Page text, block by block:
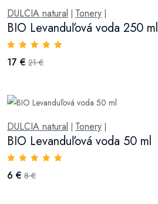
DULCIA natural Tonery
BIO Levanduľová voda 250 ml
17 € 21 €
DULCIA natural Tonery
BIO Levanduľová voda 50 ml
6 € 8 €